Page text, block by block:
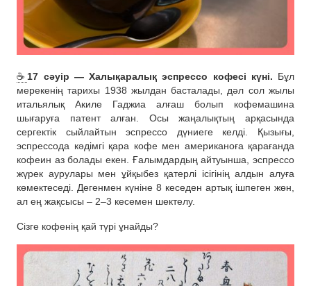
☕️ 17 сәуір — Халықаралық эспрессо кофесі күні. Бұл
мерекенің тарихы 1938 жылдан басталады, дәл сол жылы
итальялық Акиле Гаджиа алғаш болып кофемашина
шығаруға патент алған. Осы жаңалықтың арқасында
сергектік сыйлайтын эспрессо дүниеге келді. Қызығы,
эспрессода кәдімгі қара кофе мен американоға қарағанда
кофеин аз болады екен. Ғалымдардың айтуынша, эспрессо
жүрек аурулары мен ұйқыбез қатерлі ісігінің алдын алуға
көмектеседі. Дегенмен күніне 8 кеседен артық ішпеген жөн,
ал ең жақсысы – 2–3 кесемен шектелу.
Сізге кофенің қай түрі ұнайды?